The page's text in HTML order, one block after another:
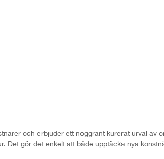
och erbjuder ett noggrant kurerat urval av
Det gör det enkelt att både upptäcka nya